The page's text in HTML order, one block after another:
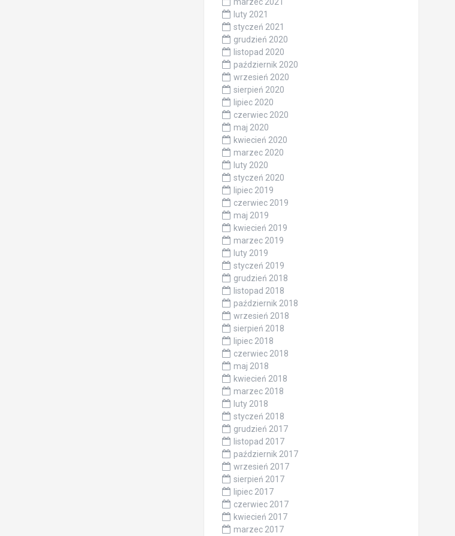
marzec 2021
luty 2021
styczeń 2021
grudzień 2020
listopad 2020
październik 2020
wrzesień 2020
sierpień 2020
lipiec 2020
czerwiec 2020
maj 2020
kwiecień 2020
marzec 2020
luty 2020
styczeń 2020
lipiec 2019
czerwiec 2019
maj 2019
kwiecień 2019
marzec 2019
luty 2019
styczeń 2019
grudzień 2018
listopad 2018
październik 2018
wrzesień 2018
sierpień 2018
lipiec 2018
czerwiec 2018
maj 2018
kwiecień 2018
marzec 2018
luty 2018
styczeń 2018
grudzień 2017
listopad 2017
październik 2017
wrzesień 2017
sierpień 2017
lipiec 2017
czerwiec 2017
kwiecień 2017
marzec 2017